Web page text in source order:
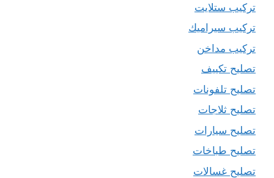
تركيب ستلايت
تركيب سيراميك
تركيب مداخن
تصليح تكييف
تصليح تلفونات
تصليح ثلاجات
تصليح سيارات
تصليح طباخات
تصليح غسالات